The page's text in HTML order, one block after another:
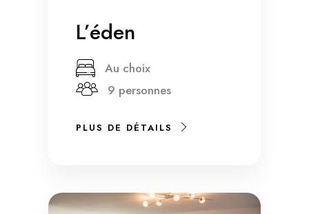
L’éden
Au choix
9 personnes
PLUS DE DÉTAILS